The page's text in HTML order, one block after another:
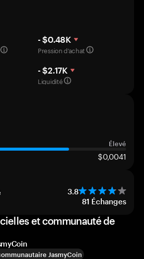
- $0.48K
Pression d’achat
- $2.17K
Liquidité
Élevé
$0,0041
3.8
81 Échanges
et communauté de
JasmyCoin